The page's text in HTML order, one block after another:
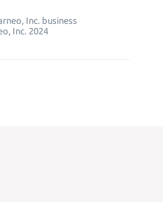
Inc. business
Inc. 2024